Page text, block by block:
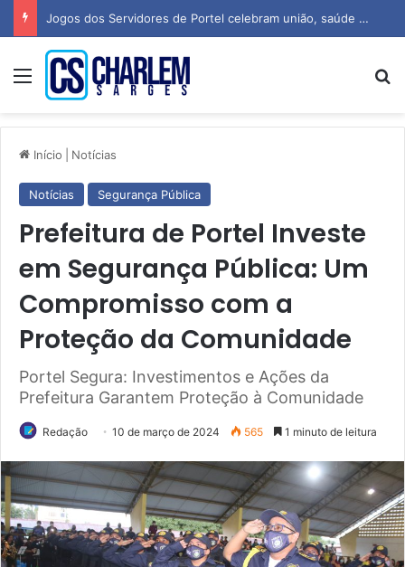
Jogos dos Servidores de Portel celebram união, saúde e espírito esportivo
Menu
Início Notícias
Notícias Segurança Pública
Prefeitura de Portel Investe
em Segurança Pública: Um
Compromisso com a
Proteção da Comunidade
Portel Segura: Investimentos e Ações da
Prefeitura Garantem Proteção à Comunidade
Redação 10 de março de 2024 565 1 minuto de leitura